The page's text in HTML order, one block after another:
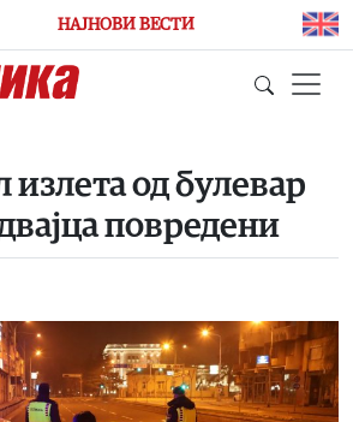
НАЈНОВИ ВЕСТИ
од булевар
повредени